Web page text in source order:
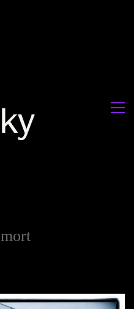
mort